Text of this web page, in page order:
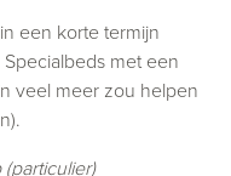
een korte termijn
met een
veel meer zou helpen